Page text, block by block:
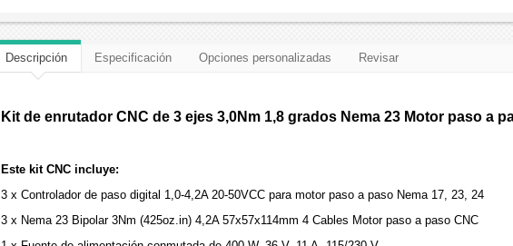
Descripción Especificación Opciones personalizadas Revisar
Kit de enrutador CNC de 3 ejes 3,0Nm 1,8 grados Nema 23 Motor paso a
Este kit CNC incluye:
3 x Controlador de paso digital 1,0-4,2A 20-50VCC para motor paso a paso Nema 17, 23, 24
3 x Nema 23 Bipolar 3Nm (425oz.in) 4,2A 57x57x114mm 4 Cables Motor paso a paso CNC